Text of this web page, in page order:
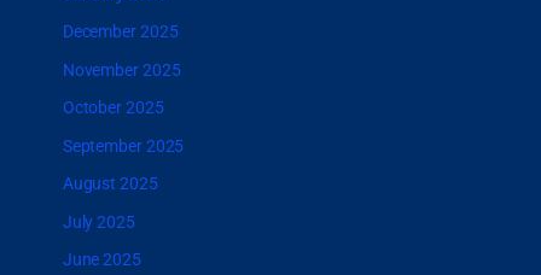
December 2025
November 2025
October 2025
September 2025
August 2025
July 2025
June 2025